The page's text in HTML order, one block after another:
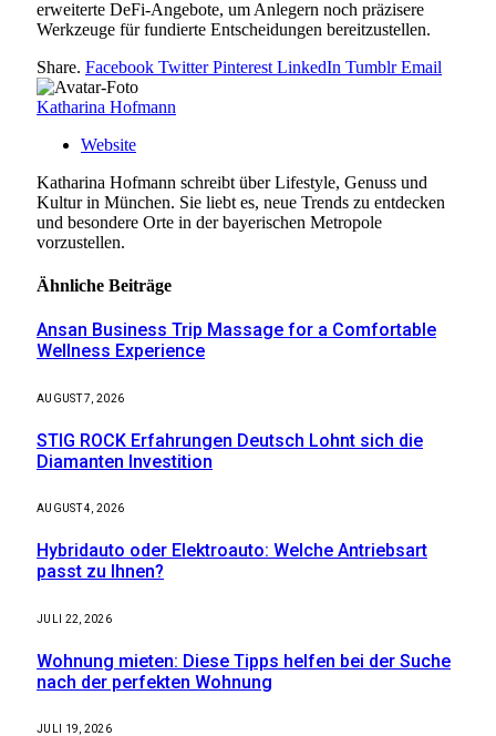
erweiterte DeFi-Angebote, um Anlegern noch präzisere
Werkzeuge für fundierte Entscheidungen bereitzustellen.
Share. Facebook Twitter Pinterest LinkedIn Tumblr Email
Katharina Hofmann
Website
Katharina Hofmann schreibt über Lifestyle, Genuss und
Kultur in München. Sie liebt es, neue Trends zu entdecken
und besondere Orte in der bayerischen Metropole
vorzustellen.
Ähnliche Beiträge
Ansan Business Trip Massage for a Comfortable
Wellness Experience
AUGUST 7, 2026
STIG ROCK Erfahrungen Deutsch Lohnt sich die
Diamanten Investition
AUGUST 4, 2026
Hybridauto oder Elektroauto: Welche Antriebsart
passt zu Ihnen?
JULI 22, 2026
Wohnung mieten: Diese Tipps helfen bei der Suche
nach der perfekten Wohnung
JULI 19, 2026